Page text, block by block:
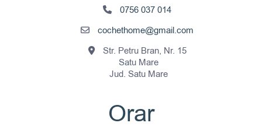
0756 037 014
cochethome@gmail.com
Str. Petru Bran, Nr. 15
Satu Mare
Jud. Satu Mare
Orar